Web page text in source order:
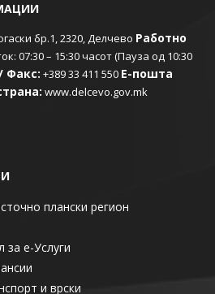
бр.1, 2320, Делчево Работно
07:30 – 15:30 часот (Пауза од 10:30
Факс: +389 33 411 550 Е-пошта
www.delcevo.gov.mk
плански регион
е-Услуги
и врски